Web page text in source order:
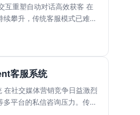
互重塑自动对话高效获客 在
攀升，传统客服模式已难以
客服系统
社交媒体营销竞争日益激烈
平台的私信咨询压力。传统